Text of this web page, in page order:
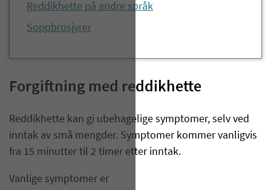
Reddikhette på andre språk
Soppbrosjyrer
​Forgiftning med reddikhette​
Reddikhette kan gi ubehagelige symptomer, selv ved
inntak av små mengder. Symptomer kommer vanligvis
fra 15 minutter til 2 timer etter inntak.
Vanlige symptomer er